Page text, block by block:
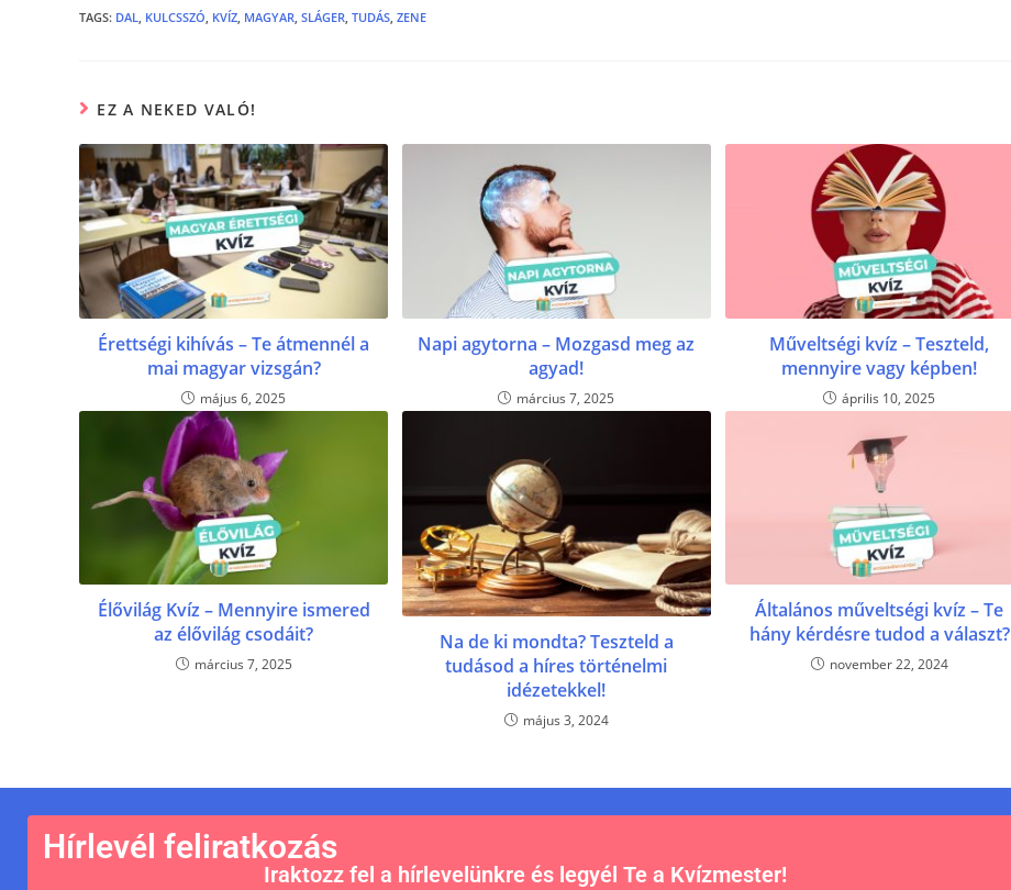
b
o
k
n
er
TAGS: DAL, KULCSSZÓ, KVÍZ, MAGYAR, SLÁGER, TUDÁS, ZENE
EZ A NEKED VALÓ!
Érettségi kihívás – Te átmennél a
mai magyar vizsgán?
május 6, 2025
Napi agytorna – Mozgasd meg az
agyad!
március 7, 2025
Műveltségi kvíz – Teszteld,
mennyire vagy képben!
április 10, 2025
Élővilág Kvíz – Mennyire ismered
az élővilág csodáit?
március 7, 2025
Na de ki mondta? Teszteld a
tudásod a híres történelmi
idézetekkel!
május 3, 2024
Általános műveltségi kvíz – Te
hány kérdésre tudod a választ?
november 22, 2024
Hírlevél feliratkozás
Iraktozz fel a hírlevelünkre és legyél Te a Kvízmester!